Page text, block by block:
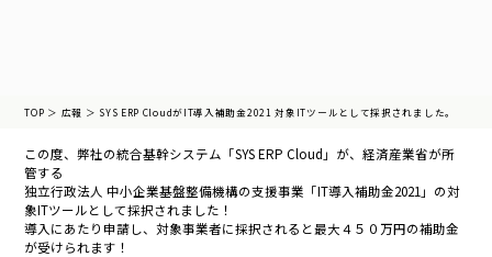
TOP ＞ 広報 ＞ SYS ERP CloudがIT導入補助金2021 対象ITツールとして採択されました。
この度、弊社の統合基幹システム「SYS ERP Cloud」が、経済産業省が所
管する
独立行政法人 中小企業基盤整備機構の支援事業「IT導入補助金2021」の対
象ITツールとして採択されました！
導入にあたり申請し、対象事業者に採択されると最大４５０万円の補助金
が受けられます！